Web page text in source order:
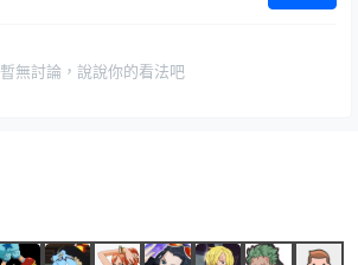
暫無討論，說說你的看法吧